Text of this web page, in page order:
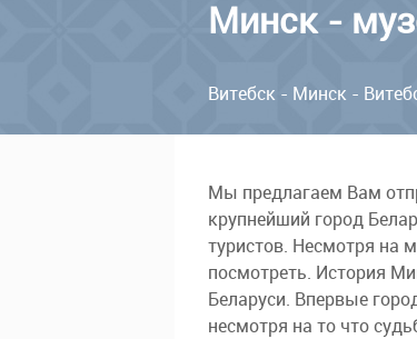
Минск -
Витебск - Минск -
Мы предлагаем Вам
крупнейший город
туристов. Несмотря на
посмотреть. История
Беларуси. Впервые
несмотря на то что